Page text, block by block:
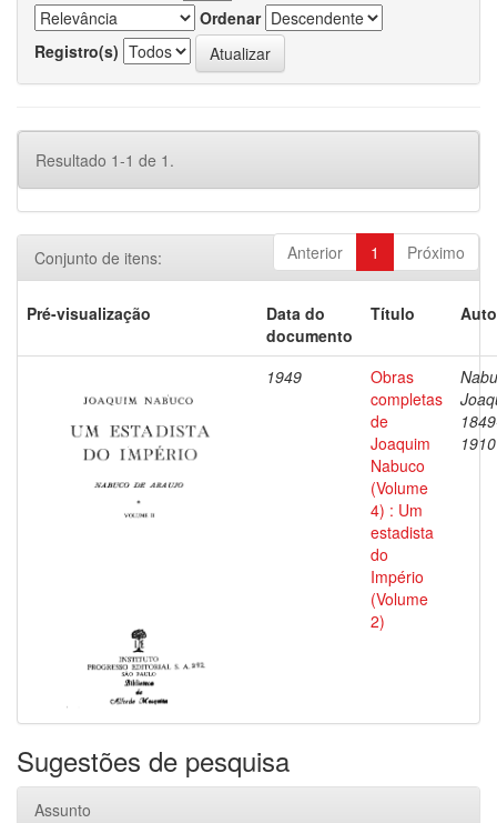
Ordenar
Registro(s)
Resultado 1-1 de 1.
Anterior 1 Próximo
Conjunto de itens:
Pré-visualização
Data do
documento
Título
1949
Obras
completas
de
Joaquim
Nabuco
(Volume
4) : Um
estadista
do
Império
(Volume
2)
1910
Sugestões de pesquisa
Assunto